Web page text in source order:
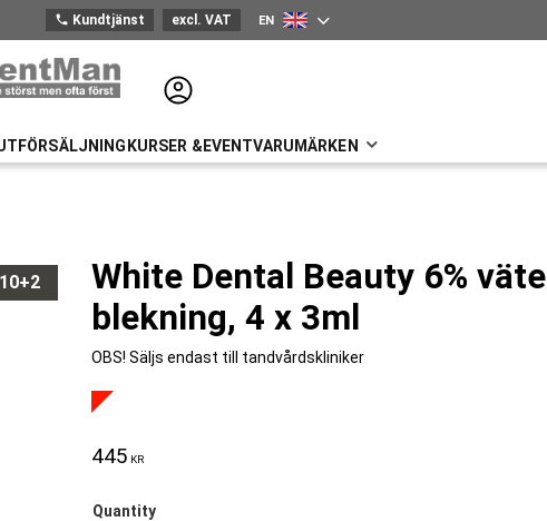
phone Kundtjänst excl. VAT
English
EN
KURSER &EVENTVARUMÄRKEN
White Dental Beauty 6%
blekning, 4 x 3ml
OBS! Säljs endast till tandvårdskliniker
445 KR
Quantity